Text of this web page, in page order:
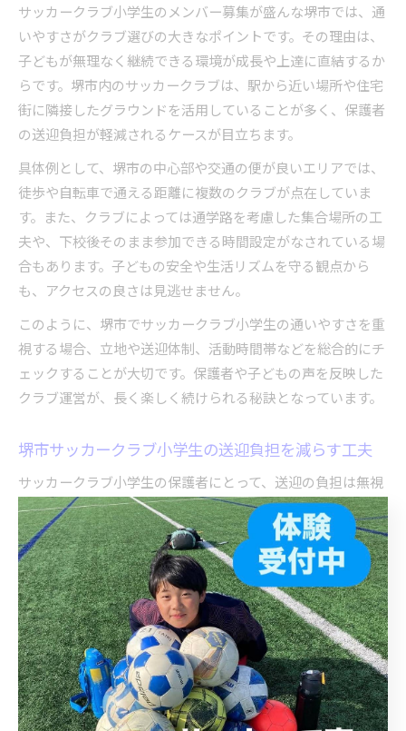
サッカークラブ小学生のメンバー募集が盛んな堺市では、通
いやすさがクラブ選びの大きなポイントです。その理由は、
子どもが無理なく継続できる環境が成長や上達に直結するか
らです。堺市内のサッカークラブは、駅から近い場所や住宅
街に隣接したグラウンドを活用していることが多く、保護者
の送迎負担が軽減されるケースが目立ちます。
具体例として、堺市の中心部や交通の便が良いエリアでは、
徒歩や自転車で通える距離に複数のクラブが点在していま
す。また、クラブによっては通学路を考慮した集合場所の工
夫や、下校後そのまま参加できる時間設定がなされている場
合もあります。子どもの安全や生活リズムを守る観点から
も、アクセスの良さは見逃せません。
このように、堺市でサッカークラブ小学生の通いやすさを重
視する場合、立地や送迎体制、活動時間帯などを総合的にチ
ェックすることが大切です。保護者や子どもの声を反映した
クラブ運営が、長く楽しく続けられる秘訣となっています。
堺市サッカークラブ小学生の送迎負担を減らす工夫
サッカークラブ小学生の保護者にとって、送迎の負担は無視
できない問題です。堺市のクラブでは、保護者の負担軽減を
目的としたさまざまな工夫が取り入れられています。例え
ば、最寄り駅や学校近くでの集合・解散、公共交通機関と連
携したアクセスルートの案内などが挙げられます。
また、クラブによっては保護者同士の送迎当番制や、兄弟・
友達同士でまとまって移動する「グループ送迎」を推奨して
いる場合もあります。こうした取り組みは、保護者の時間
的・精神的負担を軽減し、子どもがより自立して通える環境
づくりに寄与しています。